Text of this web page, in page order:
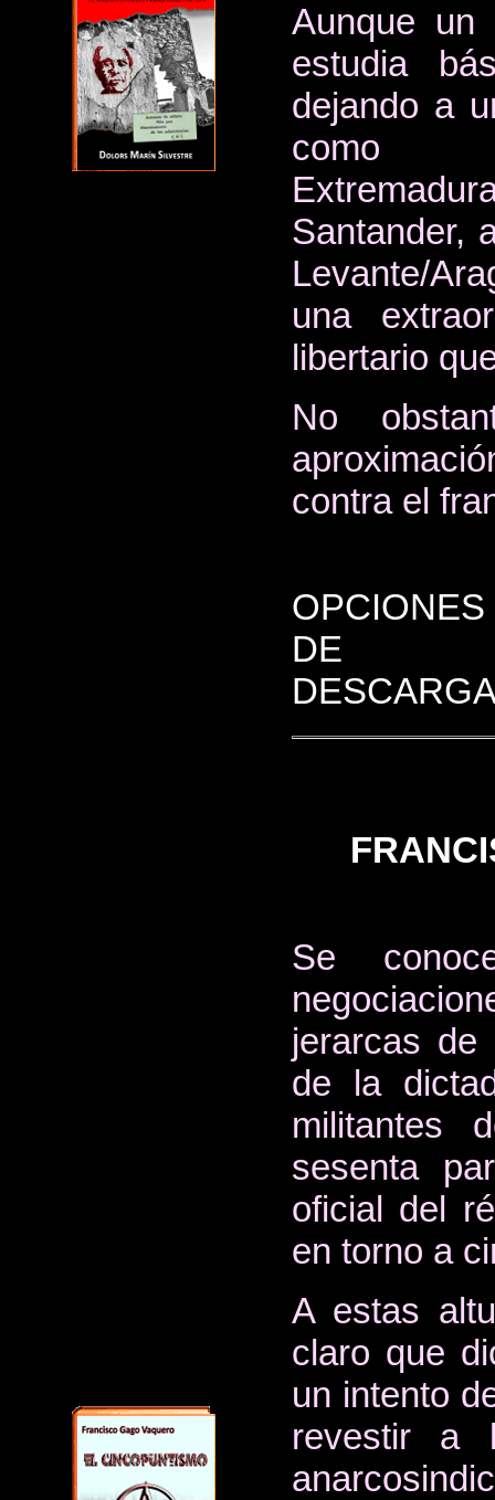
Aunque un
estudia
dejando a
como
Santander,
Levante/
una
libertario
No
contra el
OPCIONES
DE
Se
jerarcas de
de la
militantes
sesenta
oficial del
en torno a
A estas
claro que
un intento
revestir a